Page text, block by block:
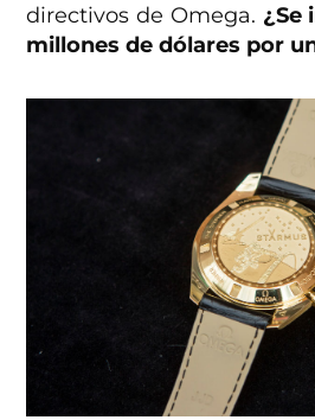
directivos de Omega. ¿Se
millones de dólares por